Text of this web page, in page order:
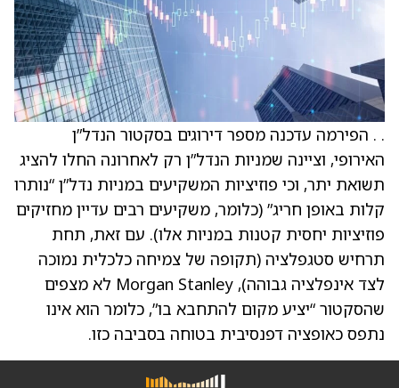
. . הפירמה עדכנה מספר דירוגים בסקטור הנדל”ן
האירופי, וציינה שמניות הנדל”ן רק לאחרונה החלו להציג
תשואת יתר, וכי פוזיציות המשקיעים במניות נדל”ן “נותרו
קלות באופן חריג” (כלומר, משקיעים רבים עדיין מחזיקים
פוזיציות יחסית קטנות במניות אלו). עם זאת, תחת
תרחיש סטגפלציה (תקופה של צמיחה כלכלית נמוכה
לצד אינפלציה גבוהה), Morgan Stanley לא מצפים
שהסקטור “יציע מקום להתחבא בו”, כלומר הוא אינו
נתפס כאופציה דפנסיבית בטוחה בסביבה כזו.